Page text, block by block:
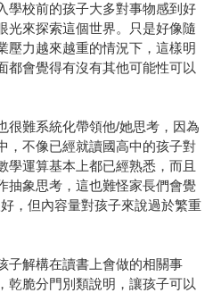
學校前的孩子大多對事物感到好
光來探索這個世界。只是好像隨
壓力越來越重的情況下，這樣明
都會覺得有沒有其他可能性可以
很難系統化帶領他/她思考，因為
，不像已經就讀國高中的孩子對
學運算基本上都已經熟悉，而且
抽象思考，這也難怪家長們會覺
，但內容量對孩子來說過於繁重
子解構在讀書上會做的相關事
乾脆分門別類說明，讓孩子可以